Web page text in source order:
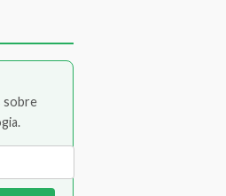
sobre